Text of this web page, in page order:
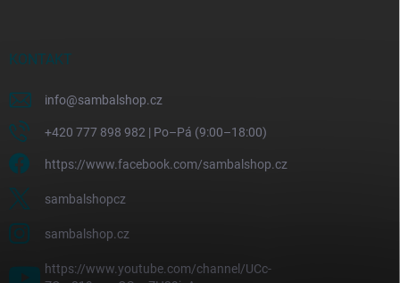
KONTAKT
info@sambalshop.cz
+420 777 898 982 | Po–Pá (9:00–18:00)
https://www.facebook.com/sambalshop.cz
sambalshopcz
sambalshop.cz
https://www.youtube.com/channel/UCc-